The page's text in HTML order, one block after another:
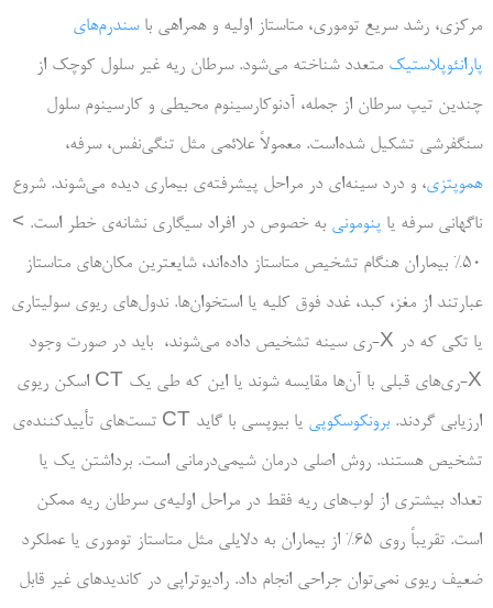
مرکزی، رشد سریع توموری، متاستاز اولیه و همراهی باسندرم‌های
پارانئوپلاستیک متعدد شناخته می‌شود. سرطان ریه غیر سلول کوچک از
چندین تیپ سرطان از جمله، آدنوکارسینوم محیطی و کارسینوم سلول
سنگفرشی تشکیل‌ شده‌است. معمولاً علائمی مثل تنگی‌نفس، سرفه،
هموپتزی، و درد سینه­‌ای در مراحل پیشرفته‌­ی بیماری دیده­ می­‌شوند. شروع
ناگهانی سرفه یا پنومونی به خصوص در افراد سیگاری نشانه­‌ی خطر است. >
50% بیماران هنگام تشخیص متاستاز داده­‌اند، شایعترین مکان­‌های متاستاز
عبارتند از مغز، کبد، غدد فوق کلیه یا استخوان­‌ها. ندول‌­های ریوی سولیتاری
یا تکی که در X-ری سینه تشخیص داده می‌­شوند، باید در صورت وجود
X-ری­‌های قبلی با آن­‌ها مقایسه شوند یا این که طی یک CT اسکن ریوی
ارزیابی گردند. برونکوسکوپی
یا بیوپسی با گاید CT تست­‌های تأیید­کننده­‌ی
تشخیص هستند. روش اصلی درمان شیمی‌­درمانی است. برداشتن یک یا
تعداد بیشتری از لوب­‌های ریه فقط در مراحل اولیه­‌ی سرطان ریه ممکن
است. تقریباً روی 65% از بیماران به دلایلی مثل متاستاز توموری یا عملکرد
ضعیف ریوی نمی‌­توان جراحی انجام داد. رادیوتراپی در کاندیدهای غیر قابل